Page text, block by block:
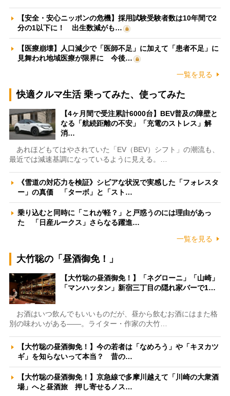
【安全・安心ニッポンの危機】採用試験受験者数は10年間で2
分の1以下に！ 出生数減がも…
【医療崩壊】人口減少で「医師不足」に加えて「患者不足」に
見舞われ地域医療が限界に 今後…
一覧を見る
快適クルマ生活 乗ってみた、使ってみた
【4ヶ月間で受注累計6000台】BEV普及の障壁と
なる「航続距離の不安」「充電のストレス」解
消…
あれほどもてはやされていた「EV（BEV）シフト」の潮流も、
最近では減速基調になっているように見える。…
《雪道の対応力を検証》シビアな状況で実感した「フォレスタ
ー」の真価 「ターボ」と「スト…
乗り込むと同時に「これが軽？」と戸惑うのには理由があっ
た 「日産ルークス」さらなる躍進…
一覧を見る
大竹聡の「昼酒御免！」
【大竹聡の昼酒御免！】「ネグローニ」「山崎」
「マンハッタン」新宿三丁目の隠れ家バーで1…
お酒はいつ飲んでもいいものだが、昼から飲むお酒にはまた格
別の味わいがある――。ライター・作家の大竹…
【大竹聡の昼酒御免！】今の若者は「なめろう」や「キヌカツ
ギ」を知らないって本当？ 昔の…
【大竹聡の昼酒御免！】京急線で多摩川越えて「川崎の大衆酒
場」へと昼酒旅 押し寄せるノス…